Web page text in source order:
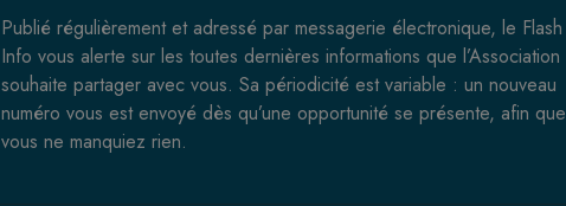
Publié régulièrement et adressé par messagerie électronique, le Flash
Info vous alerte sur les toutes dernières informations que l’Association
souhaite partager avec vous. Sa périodicité est variable : un nouveau
numéro vous est envoyé dès qu’une opportunité se présente, afin que
vous ne manquiez rien.